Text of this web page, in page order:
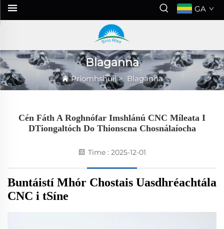
GA
Blaganna
Príomhshúil> Blaganna
Cén Fáth A Roghnófar Imshlánú CNC Míleata I
DTiongaltóch Do Thionscna Chosnálaíocha
Time : 2025-12-01
Buntáistí Mhór Chostais Uasdhréachtála
CNC i tSíne